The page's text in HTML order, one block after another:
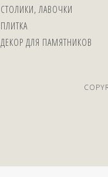
СТОЛИКИ, ЛАВОЧКИ
ПЛИТКА
ДЕКОР ДЛЯ ПАМЯТНИКОВ